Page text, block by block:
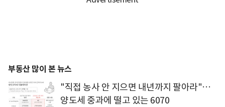
부동산 많이 본 뉴스
"직접 농사 안 지으면 내년까지 팔아라"…
양도세 중과에 떨고 있는 6070